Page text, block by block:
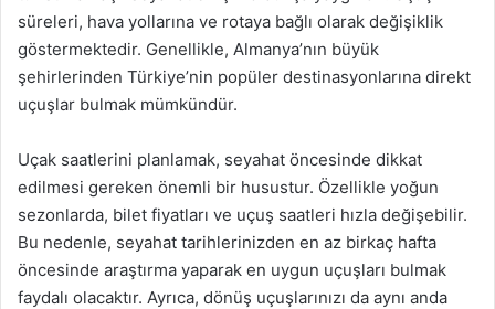
süreleri, hava yollarına ve rotaya bağlı olarak değişiklik
göstermektedir. Genellikle, Almanya’nın büyük
şehirlerinden Türkiye’nin popüler destinasyonlarına direkt
uçuşlar bulmak mümkündür.
Uçak saatlerini planlamak, seyahat öncesinde dikkat
edilmesi gereken önemli bir husustur. Özellikle yoğun
sezonlarda, bilet fiyatları ve uçuş saatleri hızla değişebilir.
Bu nedenle, seyahat tarihlerinizden en az birkaç hafta
öncesinde araştırma yaparak en uygun uçuşları bulmak
faydalı olacaktır. Ayrıca, dönüş uçuşlarınızı da aynı anda